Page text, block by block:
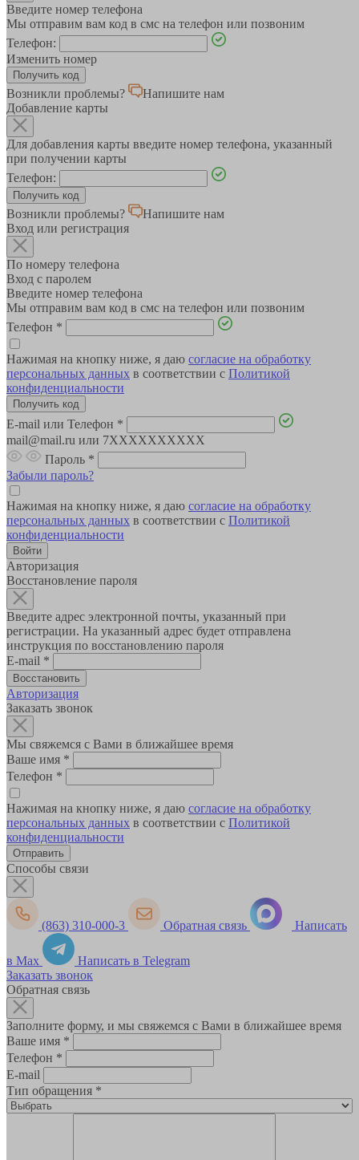
Введите номер телефона
Мы отправим вам код в смс на телефон или позвоним
Телефон:
Изменить номер
Возникли проблемы?
Напишите нам
Добавление карты
Для добавления карты введите номер телефона, указанный
при получении карты
Телефон:
Возникли проблемы?
Напишите нам
Вход или регистрация
По номеру телефона
Вход с паролем
Введите номер телефона
Мы отправим вам код в смс на телефон или позвоним
Телефон *
Нажимая на кнопку ниже, я даю согласие на обработку
персональных данных в соответствии с Политикой
конфиденциальности
E-mail или Телефон *
mail@mail.ru или 7XXXXXXXXXX
Пароль *
Забыли пароль?
Нажимая на кнопку ниже, я даю согласие на обработку
персональных данных в соответствии с Политикой
конфиденциальности
Авторизация
Восстановление пароля
Введите адрес электронной почты, указанный при
регистрации. На указанный адрес будет отправлена
инструкция по восстановлению пароля
E-mail *
Авторизация
Заказать звонок
Мы свяжемся с Вами в ближайшее время
Ваше имя *
Телефон *
Нажимая на кнопку ниже, я даю согласие на обработку
персональных данных в соответствии с Политикой
конфиденциальности
Способы связи
(863) 310-000-3 Обратная связь Написать
в Max
Написать в Telegram
Заказать звонок
Обратная связь
Заполните форму, и мы свяжемся с Вами в ближайшее время
Ваше имя *
Телефон *
E-mail
Тип обращения *